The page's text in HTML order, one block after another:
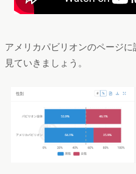
アメリカパビリオンのページ
見ていきましょう。